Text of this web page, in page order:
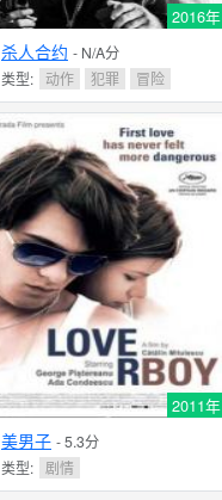
2016年
杀人合约 - N/A分
类型:
动作 犯罪 冒险
2011年
美男子 - 5.3分
类型: 剧情